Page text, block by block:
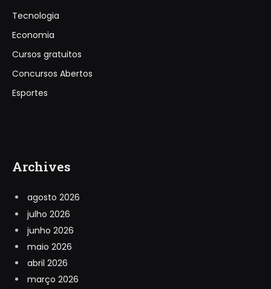
Tecnologia
Economia
Cursos gratuitos
Concursos Abertos
Esportes
Archives
agosto 2026
julho 2026
junho 2026
maio 2026
abril 2026
março 2026